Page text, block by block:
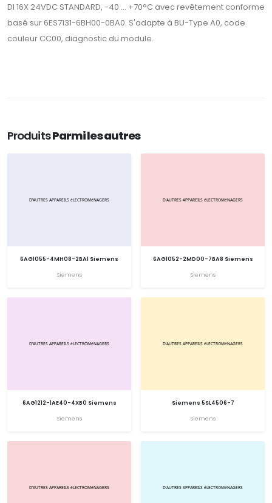
DI 16X 24VDC STANDARD, -40 ... +70°C avec revêtement conforme
basé sur 6ES7131-6BH00-0BA0. S'adapte à BU-Type A0, code
couleur CC00, diagnostic du module.
ProduitsParmi les autres
6AG1055-4MH08-2BA1 Siemens
Siemens
6AG1052-2MD00-7BA8 Siemens
Siemens
6AG1212-1AE40-4XB0 Siemens
Siemens
Siemens 5SL4506-7
Siemens